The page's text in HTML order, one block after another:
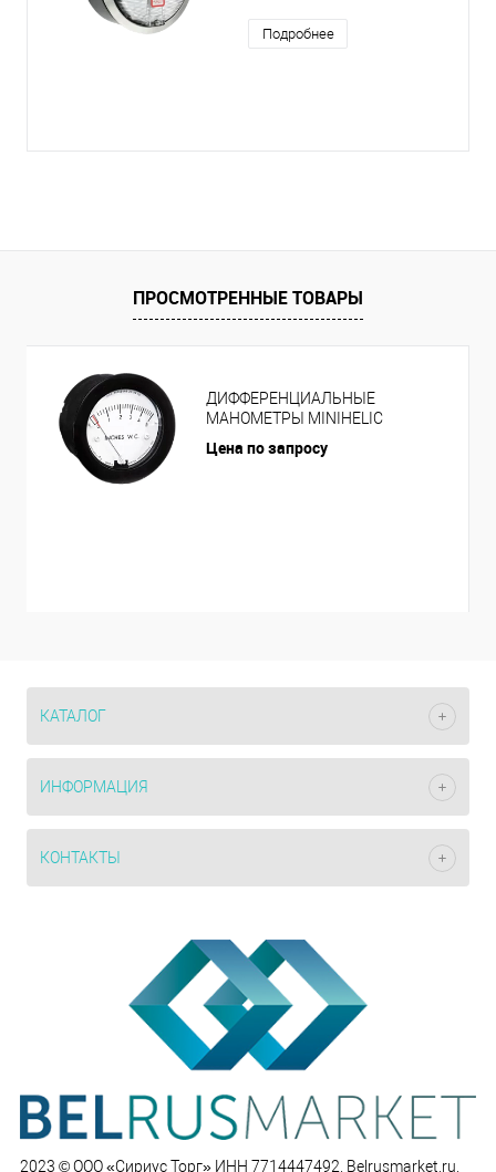
Подробнее
ПРОСМОТРЕННЫЕ ТОВАРЫ
ДИФФЕРЕНЦИАЛЬНЫЕ
МАНОМЕТРЫ MINIHELIC
Цена по запросу
КАТАЛОГ
ИНФОРМАЦИЯ
КОНТАКТЫ
2023 © ООО «Сириус Торг» ИНН 7714447492. Belrusmarket.ru.